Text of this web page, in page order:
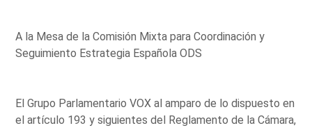
A la Mesa de la Comisión Mixta para Coordinación y
Seguimiento Estrategia Española ODS
El Grupo Parlamentario VOX al amparo de lo dispuesto en
el artículo 193 y siguientes del Reglamento de la Cámara,